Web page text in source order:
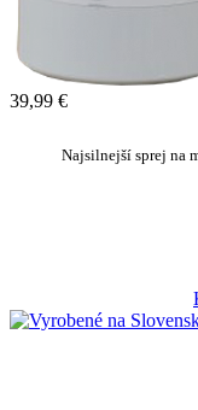
39,99 €
Najsilnejší sprej na